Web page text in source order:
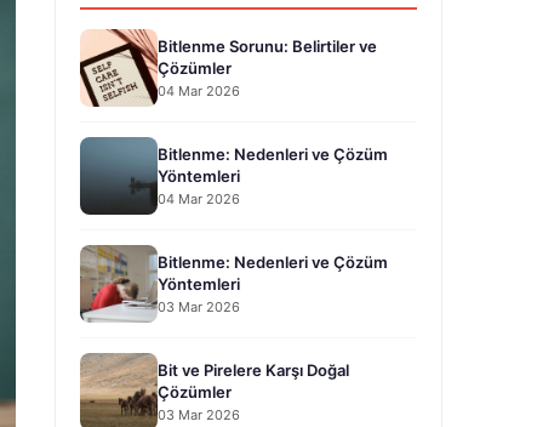
Bitlenme Sorunu: Belirtiler ve
Çözümler
04 Mar 2026
Bitlenme: Nedenleri ve Çözüm
Yöntemleri
04 Mar 2026
Bitlenme: Nedenleri ve Çözüm
Yöntemleri
03 Mar 2026
Bit ve Pirelere Karşı Doğal
Çözümler
03 Mar 2026